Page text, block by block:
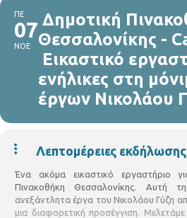
ΠΕ
07
ΝΟΕ
Δημοτική
Θεσσαλονίκης -
Εικαστικό
ενήλικες στη
έργων Νικολάου
Λεπτομέρειες εκδήλωσης
Ένα ακόμα εικαστικό εργαστήριο
Πινακοθήκη Θεσσαλονίκης. Αυτή
ανεξάντλητα έργα του Νικολάου Γύζη
μια διαφορετική προσέγγιση.